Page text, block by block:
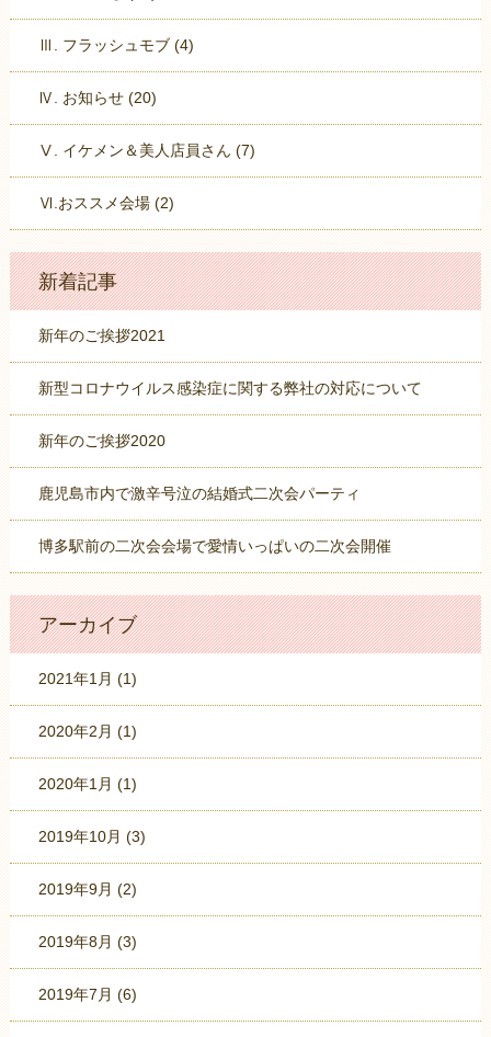
Ⅲ. フラッシュモブ (4)
Ⅳ. お知らせ (20)
Ⅴ. イケメン＆美人店員さん (7)
Ⅵ.おススメ会場 (2)
新着記事
新年のご挨拶2021
新型コロナウイルス感染症に関する弊社の対応について
新年のご挨拶2020
鹿児島市内で激辛号泣の結婚式二次会パーティ
博多駅前の二次会会場で愛情いっぱいの二次会開催
アーカイブ
2021年1月 (1)
2020年2月 (1)
2020年1月 (1)
2019年10月 (3)
2019年9月 (2)
2019年8月 (3)
2019年7月 (6)